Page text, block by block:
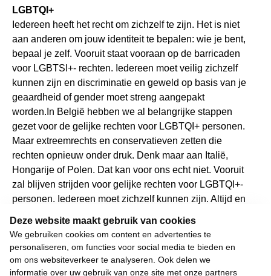
Deze website maakt gebruik van cookies
We gebruiken cookies om content en advertenties te
personaliseren, om functies voor social media te bieden en
om ons websiteverkeer te analyseren. Ook delen we
informatie over uw gebruik van onze site met onze partners
LGBTQI+
Iedereen heeft het recht om zichzelf te zijn. Het is niet
aan anderen om jouw identiteit te bepalen: wie je bent,
bepaal je zelf. Vooruit staat vooraan op de barricaden
voor LGBTSI+- rechten. Iedereen moet veilig zichzelf
kunnen zijn en discriminatie en geweld op basis van je
geaardheid of gender moet streng aangepakt
worden.In België hebben we al belangrijke stappen
gezet voor de gelijke rechten voor LGBTQI+ personen.
Maar extreemrechts en conservatieven zetten die
rechten opnieuw onder druk. Denk maar aan Italië,
Hongarije of Polen. Dat kan voor ons echt niet. Vooruit
zal blijven strijden voor gelijke rechten voor LGBTQI+-
personen. Iedereen moet zichzelf kunnen zijn. Altijd en
Wij weigeren ons neer te leggen bij stilstand en
achteruitgang.
Daarom moet 2024 het jaar worden waarin we de